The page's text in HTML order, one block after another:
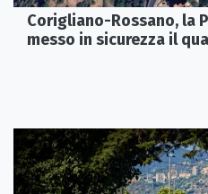
Corigliano-Rossano, la
messo in sicurezza il